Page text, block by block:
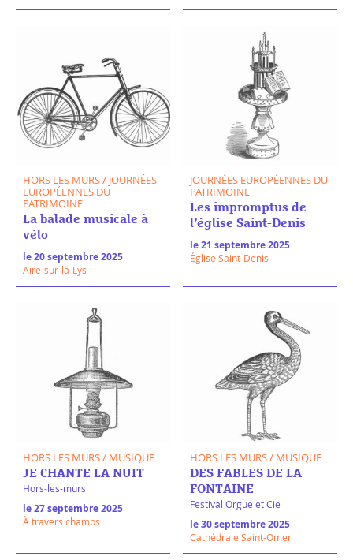
HORS LES MURS / JOURNÉES
EUROPÉENNES DU
PATRIMOINE
La balade musicale à
vélo
le 20 septembre 2025
Aire-sur-la-Lys
JOURNÉES EUROPÉENNES DU
PATRIMOINE
Les impromptus de
l’église Saint-Denis
le 21 septembre 2025
Église Saint-Denis
HORS LES MURS / MUSIQUE
JE CHANTE LA NUIT
Hors-les-murs
le 27 septembre 2025
À travers champs
HORS LES MURS / MUSIQUE
DES FABLES DE LA
FONTAINE
Festival Orgue et Cie
le 30 septembre 2025
Cathédrale Saint-Omer